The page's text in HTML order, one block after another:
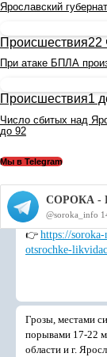
Ярославский
Происшествия22
При атаке БПЛА
Происшествия1
Число сбитых над
до 92
Мы в Telegram